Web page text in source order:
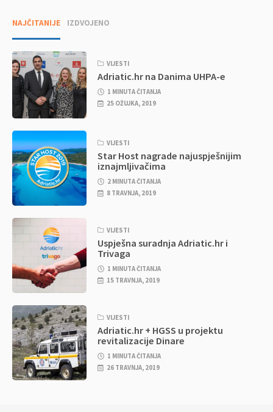
NAJČITANIJE IZDVOJENO
VIJESTI
Adriatic.hr na Danima UHPA-e
1 MINUTA ČITANJA
25 OŽUJKA, 2019
VIJESTI
Star Host nagrade najuspješnijim
iznajmljivačima
2 MINUTA ČITANJA
8 TRAVNJA, 2019
VIJESTI
Uspješna suradnja Adriatic.hr i
Trivaga
1 MINUTA ČITANJA
15 TRAVNJA, 2019
VIJESTI
Adriatic.hr + HGSS u projektu
revitalizacije Dinare
1 MINUTA ČITANJA
26 TRAVNJA, 2019